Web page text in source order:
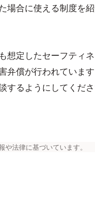
場合に使える制度を
想定したセーフティ
弁償が行われていま
るようにしてくださ
法律に基づいています。